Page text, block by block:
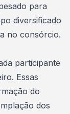
para
diversificado
no consórcio.
participante
Essas
do
dos